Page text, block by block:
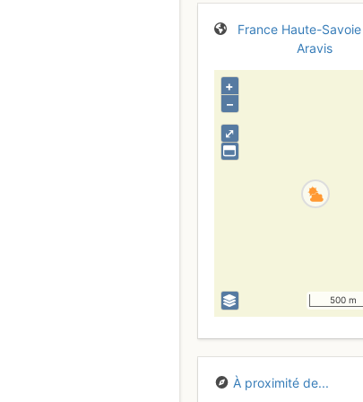
France Haute-Savoie
Aravis
⤢
+
–
500 m
À proximité de...